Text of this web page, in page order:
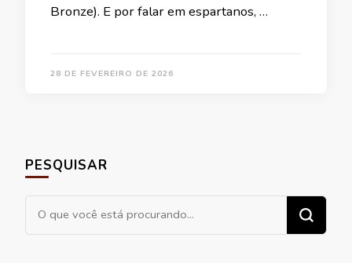
Bronze). E por falar em espartanos, …
28 DE FEVEREIRO DE 2026
PESQUISAR
Procurando
algo?